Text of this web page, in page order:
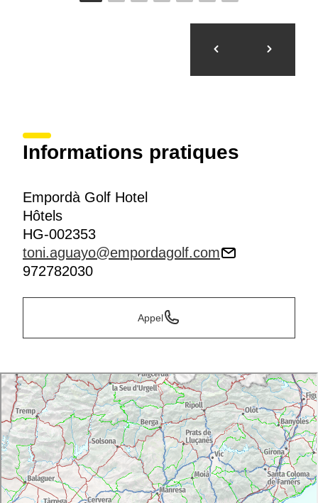
Informations pratiques
Empordà Golf Hotel
Hôtels
HG-002353
toni.aguayo@empordagolf.com
972782030
Appel